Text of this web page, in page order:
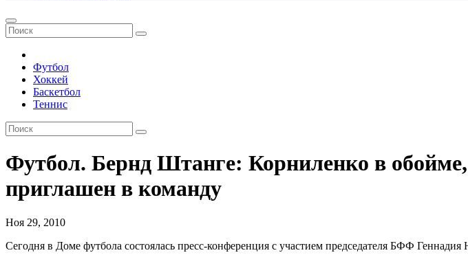
Футбол
Хоккей
Баскетбол
Теннис
Футбол. Бернд Штанге: Корниленко в
приглашен в команду
Ноя 29, 2010
Сегодня в Доме футбола состоялась пресс-конференция с участием председателя БФФ